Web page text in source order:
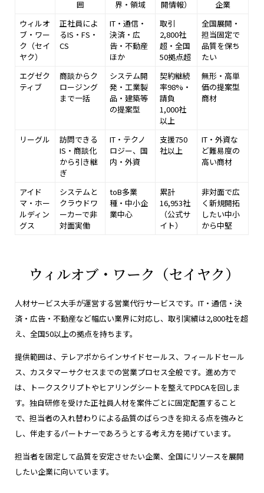
囲 界・領域 開情報）
企業
ウィルオ
ブ・ワー
ク（セイ
ヤク）
正社員によ
るIS・FS・
CS
IT・通信・
決済・広
告・不動産
ほか
取引
2,800社
超・全国
50拠点超
全国展開・
担当固定で
品質を保ち
たい
エグゼク
ティブ
商談からク
ロージング
まで一括
システム開
発・工業製
品・建築等
の提案型
契約継続
率98%・
請負
1,000社
以上
無形・高単
価の提案型
商材
リーグル
訪問できる
IS・商談化
から引き継
ぎ
IT・テクノ
ロジー、国
内・外資
支援750
社以上
IT・外資な
ど難易度の
高い商材
アイド
マ・ホー
ルディン
グス
システムと
クラウドワ
ーカーで非
対面実働
toB多業
種・中小企
業中心
累計
16,953社
（公式サ
イト）
非対面で広
く新規開拓
したい中小
から中堅
ウィルオブ・ワーク（セイヤク）
人材サービス大手が運営する営業代行サービスです。IT・通信・決
済・広告・不動産など幅広い業界に対応し、取引実績は2,800社を超
え、全国50以上の拠点を持ちます。
提供範囲は、テレアポからインサイドセールス、フィールドセール
ス、カスタマーサクセスまでの営業プロセス全般です。進め方で
は、トークスクリプトやヒアリングシートを整えてPDCAを回しま
す。独自研修を受けた正社員人材を案件ごとに固定配置すること
で、担当者の入れ替わりによる品質のばらつきを抑える点を強みと
し、伴走するパートナーであろうとする考え方を掲げています。
担当者を固定して品質を安定させたい企業、全国にリソースを展開
したい企業に向いています。